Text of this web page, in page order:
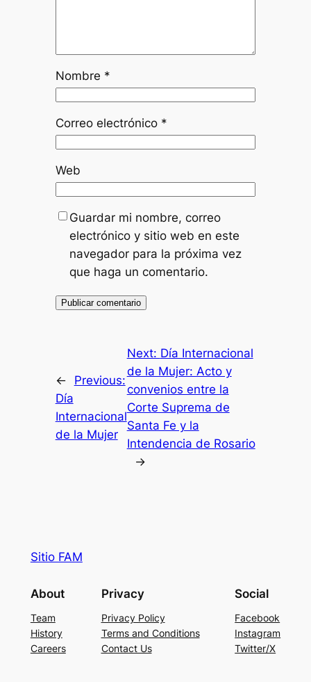
Nombre *
Correo electrónico *
Web
Guardar mi nombre, correo
electrónico y sitio web en este
navegador para la próxima vez
que haga un comentario.
←
Previous:
Día
Internacional
de la Mujer
Next: Día Internacional
de la Mujer: Acto y
convenios entre la
Corte Suprema de
Santa Fe y la
Intendencia de Rosario
→
Sitio FAM
About
Team
History
Careers
Privacy
Privacy Policy
Terms and Conditions
Contact Us
Social
Facebook
Instagram
Twitter/X